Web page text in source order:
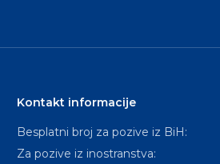
Kontakt informacije
Besplatni broj za pozive iz BiH:
Za pozive iz inostranstva: